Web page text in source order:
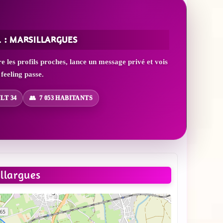
: MARSILLARGUES
les profils proches, lance un message privé et vois
passe.
34 7 053 HABITANTS